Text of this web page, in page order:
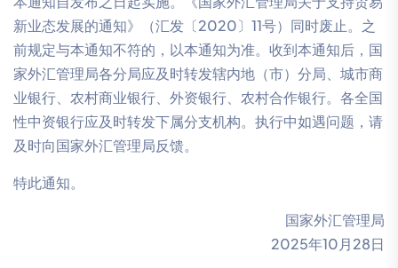
新业态发展的通知》（汇发〔2020〕11号）同时废止。之
前规定与本通知不符的，以本通知为准。收到本通知后，国
家外汇管理局各分局应及时转发辖内地（市）分局、城市商
业银行、农村商业银行、外资银行、农村合作银行。各全国
性中资银行应及时转发下属分支机构。执行中如遇问题，请
及时向国家外汇管理局反馈。
特此通知。
国家外汇管理局
2025年10月28日